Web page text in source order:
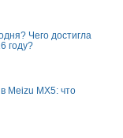
Чего достигла
году?
Meizu MX5: что